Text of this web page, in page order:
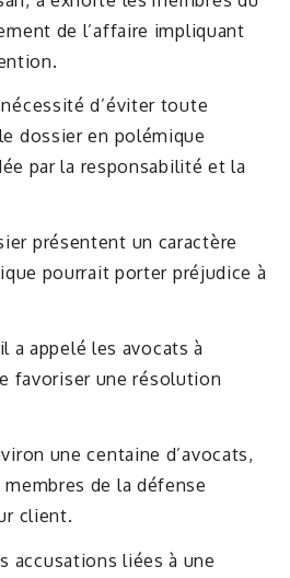
de l’affaire impliquant
d’éviter toute
dossier en polémique
par la responsabilité et la
présentent un caractère
pourrait porter préjudice à
a appelé les avocats à
favoriser une résolution
une centaine d’avocats,
de la défense
client.
accusations liées à une